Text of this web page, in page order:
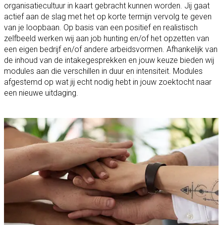
organisatiecultuur in kaart gebracht kunnen worden. Jij gaat
actief aan de slag met het op korte termijn vervolg te geven
van je loopbaan. Op basis van een positief en realistisch
zelfbeeld werken wij aan job hunting en/of het opzetten van
een eigen bedrijf en/of andere arbeidsvormen. Afhankelijk van
de inhoud van de intakegesprekken en jouw keuze bieden wij
modules aan die verschillen in duur en intensiteit. Modules
afgestemd op wat jij echt nodig hebt in jouw zoektocht naar
een nieuwe uitdaging.